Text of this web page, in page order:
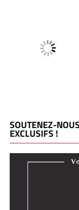
SOUTENEZ-
EXCLUSIFS !